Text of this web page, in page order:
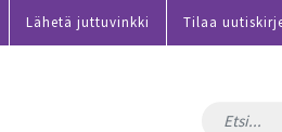
Lähetä juttuvinkki Tilaa